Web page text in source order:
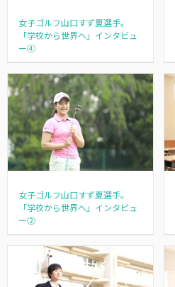
女子ゴルフ山口すず夏選手。
「学校から世界へ」インタビュ
ー④
女子ゴルフ山口すず夏選手。
「学校から世界へ」インタビュ
ー②